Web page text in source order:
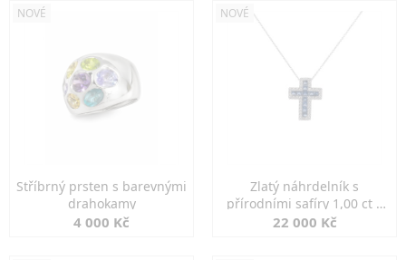
NOVÉ
Stříbrný prsten s barevnými
drahokamy
4 000 Kč
NOVÉ
Zlatý náhrdelník s
přírodními safíry 1,00 ct a
diamanty
22 000 Kč